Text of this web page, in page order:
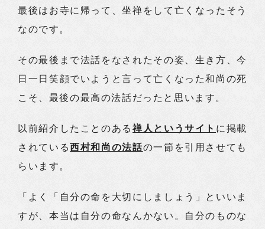
最後はお寺に帰って、坐禅をして亡くなったそう
なのです。
その最後まで法話をなされたその姿、生き方、今
日一日笑顔でいようと言って亡くなった和尚の死
こそ、最後の最高の法話だったと思います。
以前紹介したことのある禅人というサイト に掲載
されている西村和尚の法話の一節を引用させても
らいます。
「よく「自分の命を大切にしましょう」といいま
すが、本当は自分の命なんかない。自分のものな